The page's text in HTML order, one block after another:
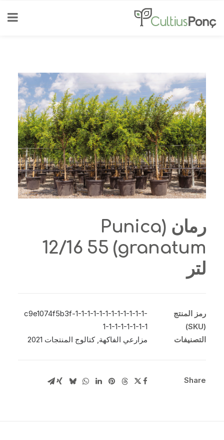
رمان (Punica
granatum) 12/16 55
لتر
رمز المنتج
(SKU)
c9e1074f5b3f-1-1-1-1-1-1-1-1-1-1-1-1-
1-1-1-1-1-1-1-1
التصنيفات
مزارعي الفاكهة,كتالوج المنتجات 2021
Share